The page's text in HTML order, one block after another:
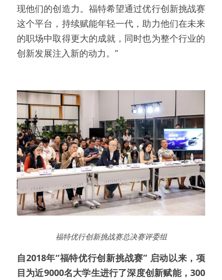
现他们的创造力。福特希望通过优行创新挑战赛
这个平台，持续赋能年轻一代，助力他们在未来
的职场中取得更大的成就，同时也为整个行业的
创新发展注入新的动力。”
福特优行创新挑战赛总决赛评委组
自2018年“福特优行创新挑战赛” 启动以来，项
目为近9000名大学生进行了深度创新赋能，300